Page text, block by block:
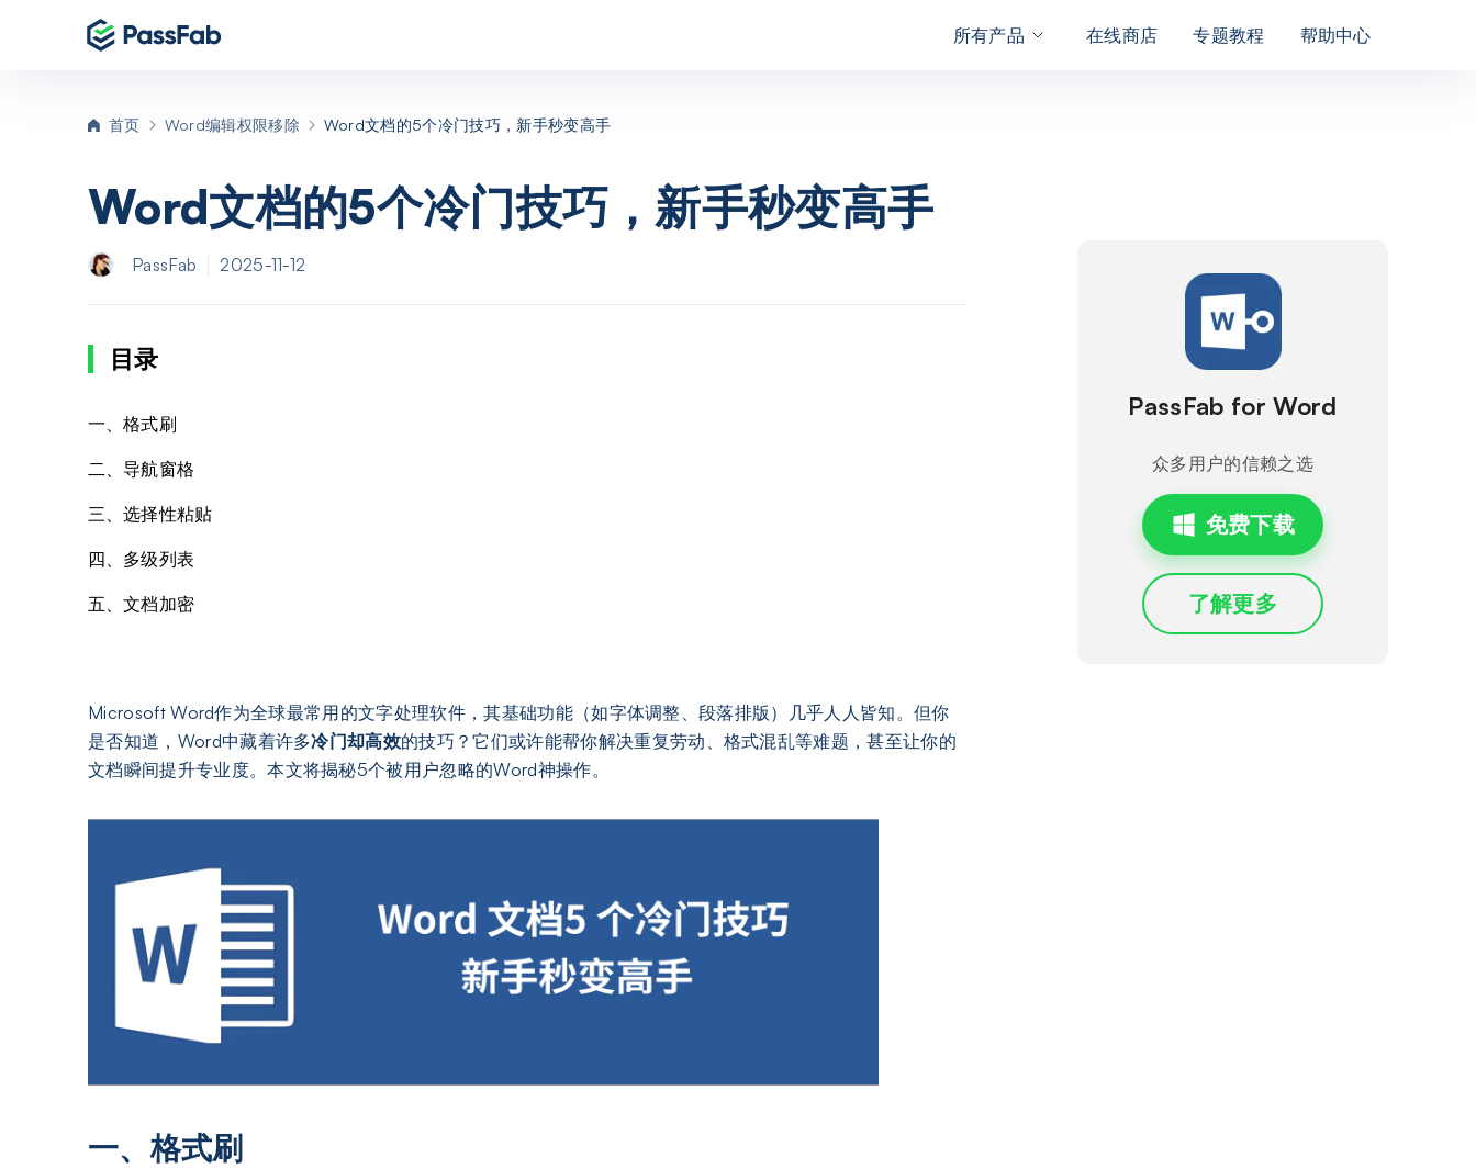
所有产品
PassFab for Excel
PassFab for Word PassFab for PPT
在线商店 专题教程 帮助中心
首页 Word编辑权限移除 Word文档的5个冷门技巧，新手秒变高手
Word文档的5个冷门技巧，新手秒变高手
PassFab 2025-11-12
目录
一、格式刷
二、导航窗格
三、选择性粘贴
四、多级列表
五、文档加密
Microsoft Word作为全球最常用的文字处理软件，其基础功能（如字体调整、段落排版）几乎人人皆知。但你
是否知道，Word中藏着许多冷门却高效的技巧？它们或许能帮你解决重复劳动、格式混乱等难题，甚至让你的
文档瞬间提升专业度。本文将揭秘5个被用户忽略的Word神操作。
一、格式刷
PassFab for Word
众多用户的信赖之选
免费下载
了解更多